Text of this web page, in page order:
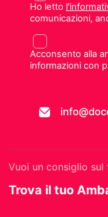
Ho letto
comunicazioni,
Acconsento alla
informazioni con
Vuoi un consiglio sul
Trova il tuo